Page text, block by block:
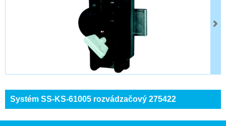
Systém SS-KS-61005 rozvádzačový 275422